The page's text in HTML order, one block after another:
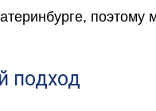
подход